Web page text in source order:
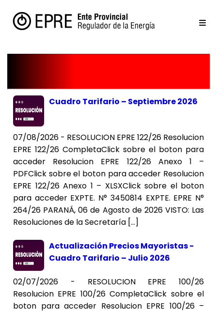
Cuadro Tarifario – Septiembre 2026
07/08/2026 - RESOLUCION EPRE 122/26 Resolucion
EPRE 122/26 CompletaClick sobre el boton para
acceder Resolucion EPRE 122/26 Anexo 1 –
PDFClick sobre el boton para acceder Resolucion
EPRE 122/26 Anexo 1 – XLSXClick sobre el boton
para acceder EXPTE. N° 3450814 EXPTE. EPRE N°
264/26 PARANÁ, 06 de Agosto de 2026 VISTO: Las
Resoluciones de la Secretaría […]
Actualización Precios Mayoristas -
Cuadro Tarifario – Julio 2026
02/07/2026 - RESOLUCION EPRE 100/26
Resolucion EPRE 100/26 CompletaClick sobre el
boton para acceder Resolucion EPRE 100/26 –